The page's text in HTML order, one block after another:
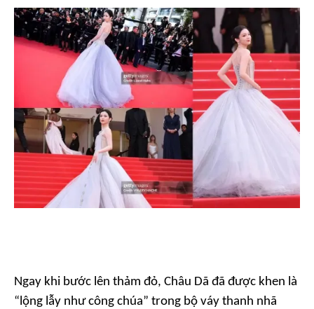
Ngay khi bước lên thảm đỏ, Châu Dã đã được khen là
“lộng lẫy như công chúa” trong bộ váy thanh nhã